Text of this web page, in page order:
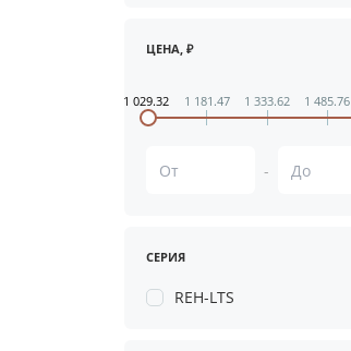
ЦЕНА, ₽
1 029.32 1 181.47 1 333.62 1 485.76
СЕРИЯ
REH-LTS